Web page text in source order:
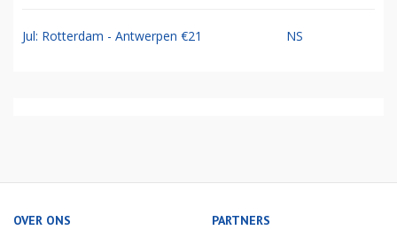
Jul: Rotterdam - Antwerpen €21 NS
OVER ONS PARTNERS